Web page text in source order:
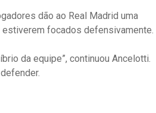
dão ao Real Madrid uma
estiverem focados defensivamente.
da equipe”, continuou Ancelotti.